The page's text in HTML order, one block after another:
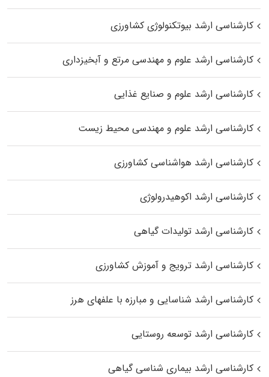
کارشناسی ارشد بیوتکنولوژی کشاورزی
کارشناسی ارشد علوم و مهندسی مرتع و آبخیزداری
کارشناسی ارشد علوم و صنایع غذایی
کارشناسی ارشد علوم و مهندسی محیط زیست
کارشناسی ارشد هواشناسی کشاورزی
کارشناسی ارشد اکوهیدرولوژی
کارشناسی ارشد تولیدات گیاهی
کارشناسی ارشد ترویج و آموزش کشاورزی
کارشناسی ارشد شناسایی و مبارزه با علفهای هرز
کارشناسی ارشد توسعه روستایی
کارشناسی ارشد بیماری‌ شناسی گیاهی